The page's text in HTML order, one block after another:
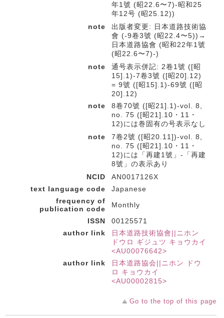
年1號 (昭22.6〜7)-昭和25
年12号 (昭25.12))
note
出版者変更: 日本道路技術協
會 (-9卷3號 (昭22.4〜5))→
日本道路協會 (昭和22年1號
(昭22.6〜7)-)
note
通号表示併記: 2卷1號 ([昭
15].1)-7卷3號 ([昭20].12)
= 9號 ([昭15].1)-69號 ([昭
20].12)
note
8卷70號 ([昭21].1)-vol. 8,
no. 75 ([昭21].10・11・
12)には巻固有の号表示なし
note
7卷2號 ([昭20.11])-vol. 8,
no. 75 ([昭21].10・11・
12)には「再建1號」-「再建
8號」の表示あり
NCID
AN0017126X
text language code
Japanese
frequency of
publication code
Monthly
ISSN
00125571
author link
日本道路技術協會||ニホン
ドウロ ギジュツ キョウカイ
<AU00076642>
author link
日本道路協会||ニホン ドウ
ロ キョウカイ
<AU00002815>
Go to the top of this page